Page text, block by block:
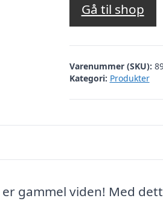
Gå til shop
Varenummer (SKU):
Kategori: Produkter
gammel viden! Med